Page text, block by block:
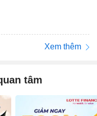
Xem thêm
tâm